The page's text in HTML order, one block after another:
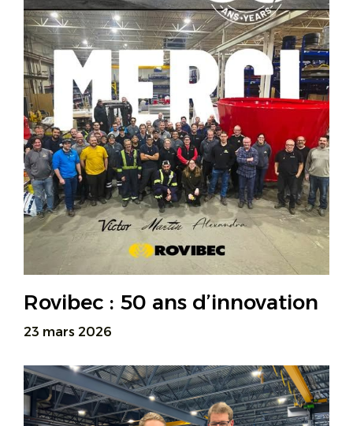
Rovibec : 50 ans d’innovation
23 mars 2026